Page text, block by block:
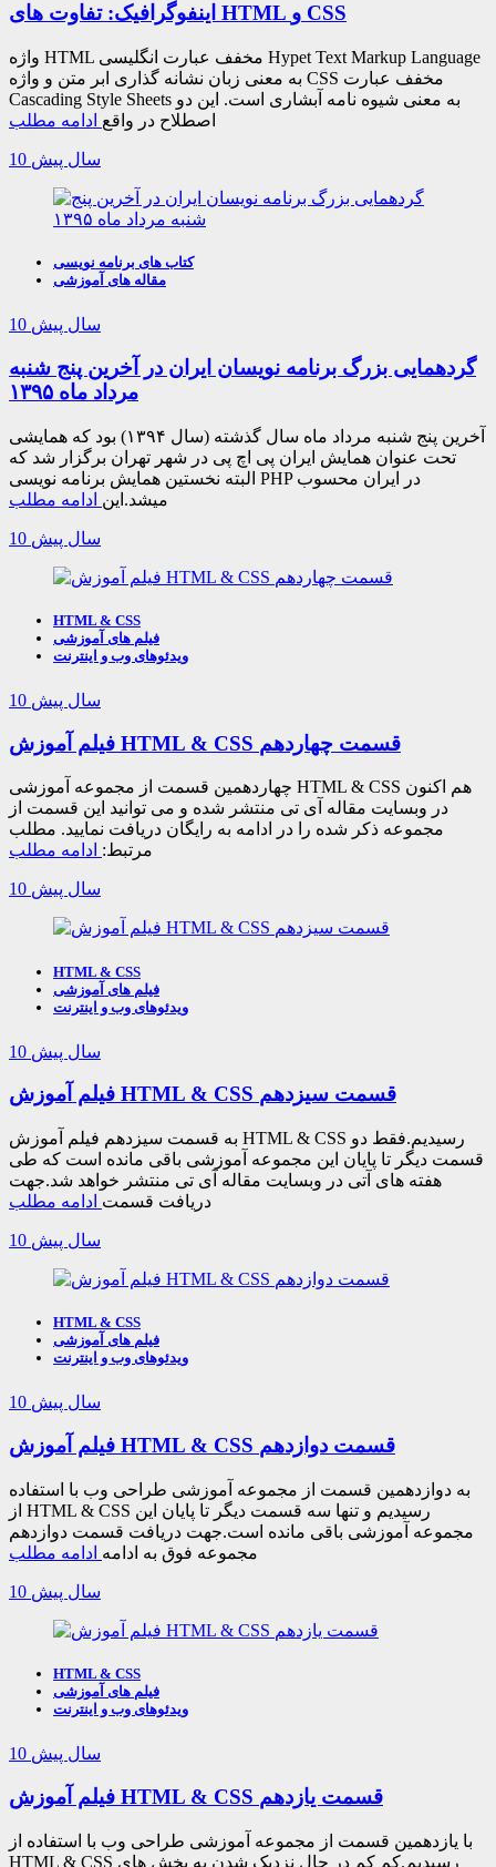
اینفوگرافیک: تفاوت های HTML و CSS
واژه HTML مخفف عبارت انگلیسی Hypet Text Markup Language
به معنی زبان نشانه گذاری ابر متن و واژه CSS مخفف عبارت
Cascading Style Sheets به معنی شیوه نامه آبشاری است. این دو
اصطلاح در واقع ادامه مطلب
10 سال پیش
کتاب های برنامه نویسی
مقاله های آموزشی
10 سال پیش
گردهمایی بزرگ برنامه نویسان ایران در آخرین پنج شنبه
مرداد ماه ۱۳۹۵
آخرین پنج شنبه مرداد ماه سال گذشته (سال ۱۳۹۴) بود که همایشی
تحت عنوان همایش ایران پی اچ پی در شهر تهران برگزار شد که
البته نخستین همایش برنامه نویسی PHP در ایران محسوب
میشد.این ادامه مطلب
10 سال پیش
HTML & CSS
فیلم های آموزشی
ویدئوهای وب و اینترنت
10 سال پیش
فیلم آموزش HTML & CSS قسمت چهاردهم
چهاردهمین قسمت از مجموعه آموزشی HTML & CSS هم اکنون
در وبسایت مقاله آی تی منتشر شده و می توانید این قسمت از
مجموعه ذکر شده را در ادامه به رایگان دریافت نمایید. مطلب
مرتبط: ادامه مطلب
10 سال پیش
HTML & CSS
فیلم های آموزشی
ویدئوهای وب و اینترنت
10 سال پیش
فیلم آموزش HTML & CSS قسمت سیزدهم
به قسمت سیزدهم فیلم آموزش HTML & CSS رسیدیم.فقط دو
قسمت دیگر تا پایان این مجموعه آموزشی باقی مانده است که طی
هفته های آتی در وبسایت مقاله آی تی منتشر خواهد شد.جهت
دریافت قسمت ادامه مطلب
10 سال پیش
HTML & CSS
فیلم های آموزشی
ویدئوهای وب و اینترنت
10 سال پیش
فیلم آموزش HTML & CSS قسمت دوازدهم
به دوازدهمین قسمت از مجموعه آموزشی طراحی وب با استفاده
از HTML & CSS رسیدیم و تنها سه قسمت دیگر تا پایان این
مجموعه آموزشی باقی مانده است.جهت دریافت قسمت دوازدهم
مجموعه فوق به ادامه ادامه مطلب
10 سال پیش
HTML & CSS
فیلم های آموزشی
ویدئوهای وب و اینترنت
10 سال پیش
فیلم آموزش HTML & CSS قسمت یازدهم
با یازدهمین قسمت از مجموعه آموزشی طراحی وب با استفاده از
HTML & CSS رسیدیم.کم کم در حال نزدیک شدن به بخش های